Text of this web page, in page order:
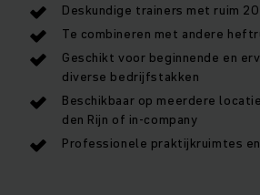
Deskundige trainers met ruim
Te combineren met andere
Geschikt voor beginnende en
diverse bedrijfstakken
Beschikbaar op meerdere
den Rijn of in-company
Professionele praktijkruimtes